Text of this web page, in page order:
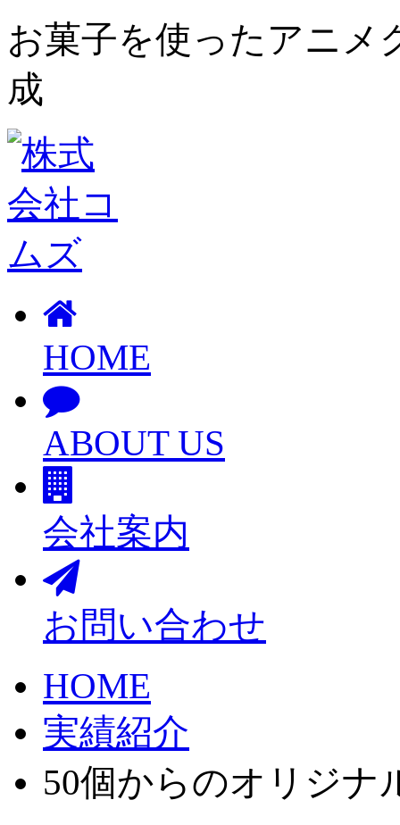
お菓子を使ったアニメ
成
HOME
ABOUT US
会社案内
お問い合わせ
HOME
実績紹介
50個からのオリジナ